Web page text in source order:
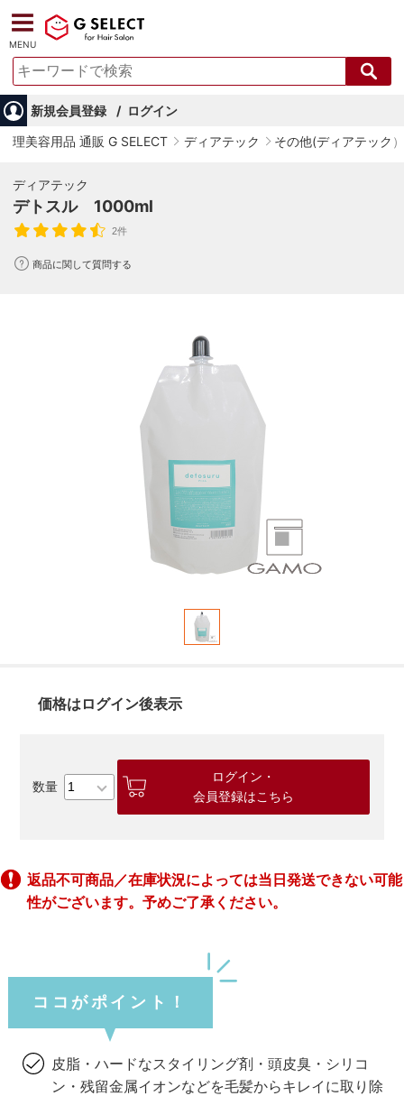
MENU
新規会員登録
ログイン
理美容用品 通販 G SELECT
ディアテック その他(ディアテック）
ディアテック
デトスル 1000ml
2件
商品に関して質問する
価格はログイン後表示
ログイン・
会員登録はこちら
返品不可商品／在庫状況によっては当日発送できない可能
性がございます。予めご了承ください。
ココがポイント！
皮脂・ハードなスタイリング剤・頭皮臭・シリコ
ン・残留金属イオンなどを毛髪からキレイに取り除